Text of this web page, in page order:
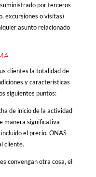
por terceros
excursiones o visitas)
asunto relacionado
clientes la totalidad de
y características
siguientes puntos:
de inicio de la actividad
manera significativa
el precio, ONAS
cliente.
convengan otra cosa, el